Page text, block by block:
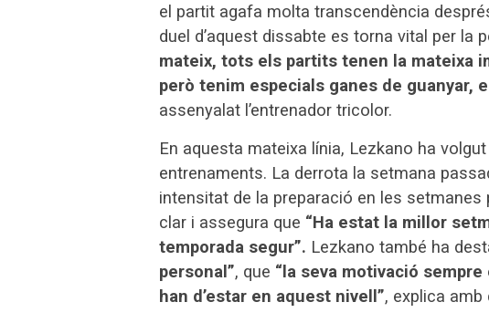
el partit agafa molta transcendència
duel d’aquest dissabte es torna vital per la
mateix, tots els partits tenen la mateixa
però tenim especials ganes de guanyar,
assenyalat l’entrenador tricolor.
En aquesta mateixa línia, Lezkano ha
entrenaments. La derrota la setmana
intensitat de la preparació en les
clar i assegura que “Ha estat la millor
temporada segur”. Lezkano també ha
personal”, que “la seva motivació
han d’estar en aquest nivell”, explica amb